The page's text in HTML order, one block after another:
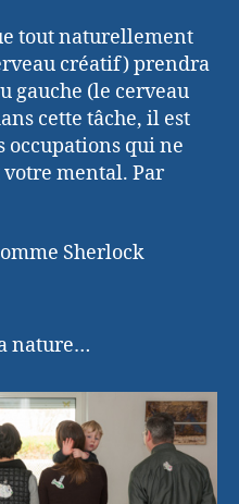
tout naturellement
créatif) prendra
gauche (le cerveau
cette tâche, il est
occupations qui ne
mental. Par
Sherlock
nature…